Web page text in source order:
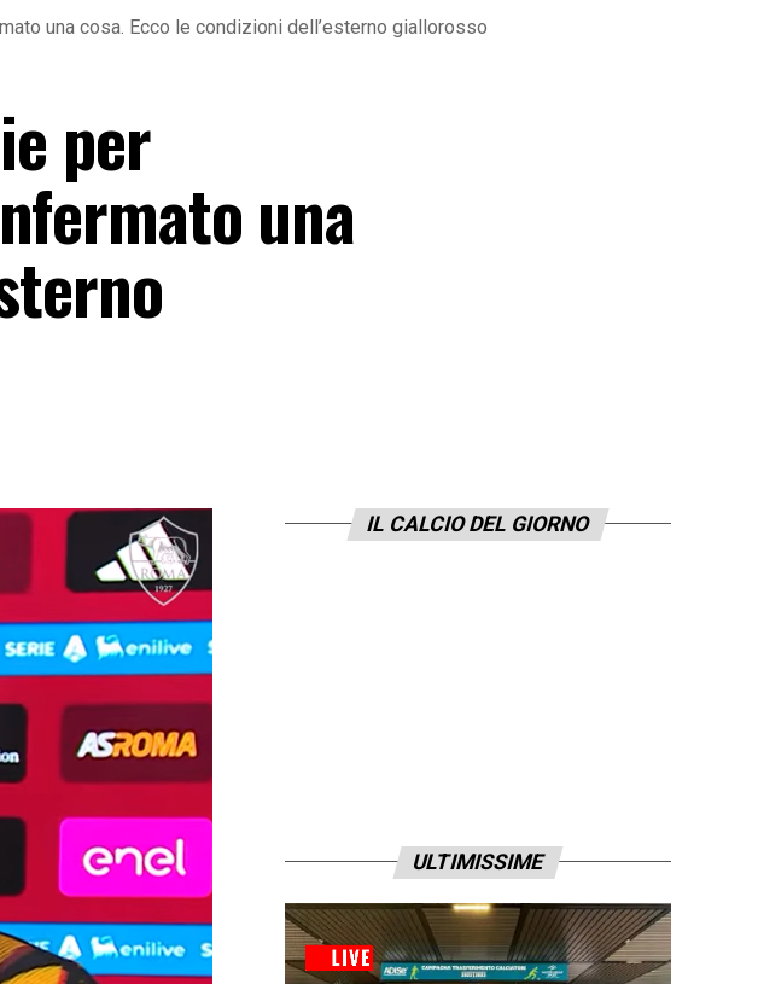
una cosa. Ecco le condizioni dell’esterno giallorosso
per
una
IL CALCIO DEL GIORNO
ULTIMISSIME